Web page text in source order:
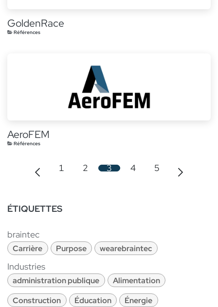
GoldenRace
Références
AeroFEM
Références
1 2 3 4 5
ÉTIQUETTES
braintec
Carrière Purpose wearebraintec
Industries
administration publique
Alimentation
Construction
Éducation
Énergie